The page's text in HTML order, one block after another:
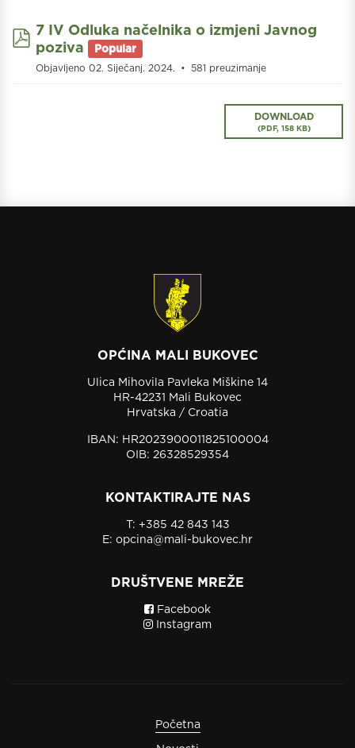
pdf
7 IV Odluka načelnika o izmjeni Javnog
poziva
Popular
Objavljeno 02. Siječanj. 2024. 581 preuzimanje
DOWNLOAD
(PDF, 158 KB)
OPĆINA MALI BUKOVEC
Ulica Mihovila Pavleka Miškine 14
HR-42231 Mali Bukovec
Hrvatska / Croatia
IBAN: HR2023900011825100004
OIB: 26328529354
KONTAKTIRAJTE NAS
T: +385 42 843 143
E: opcina@mali-bukovec.hr
DRUŠTVENE MREŽE
Facebook
Instagram
Početna